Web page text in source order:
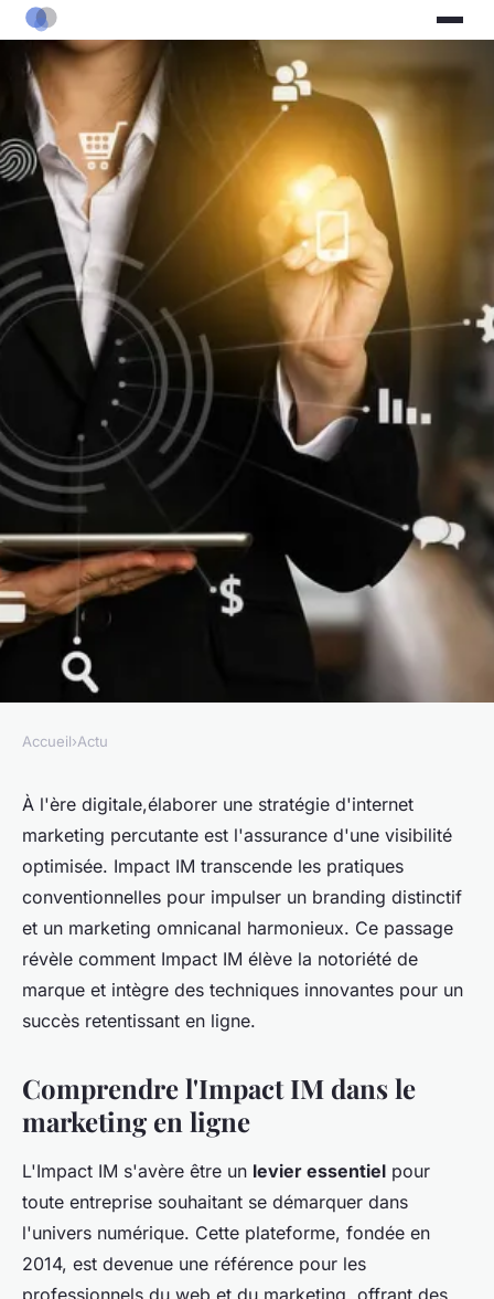
Stratégies d'internet
marketing efficaces avec
impact IM
Thomas•22 mai 2024•3 min de lecture
Accueil›Actu
À l'ère digitale,élaborer une stratégie d'internet
marketing percutante est l'assurance d'une visibilité
optimisée. Impact IM transcende les pratiques
conventionnelles pour impulser un branding distinctif
et un marketing omnicanal harmonieux. Ce passage
révèle comment Impact IM élève la notoriété de
marque et intègre des techniques innovantes pour un
succès retentissant en ligne.
Comprendre l'Impact IM dans le
marketing en ligne
L'Impact IM s'avère être un levier essentiel pour
toute entreprise souhaitant se démarquer dans
l'univers numérique. Cette plateforme, fondée en
2014, est devenue une référence pour les